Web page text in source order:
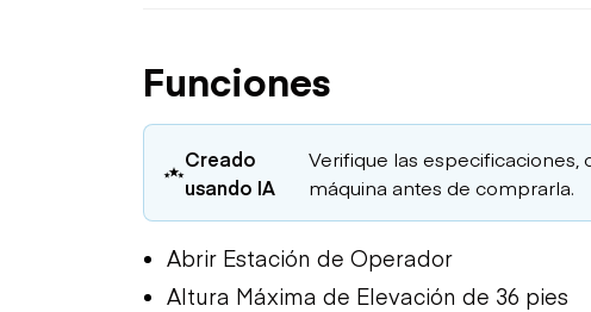
Funciones
Creado
usando IA
Verifique las especificaciones,
máquina antes de comprarla.
Abrir Estación de Operador
Altura Máxima de Elevación de 36 pies